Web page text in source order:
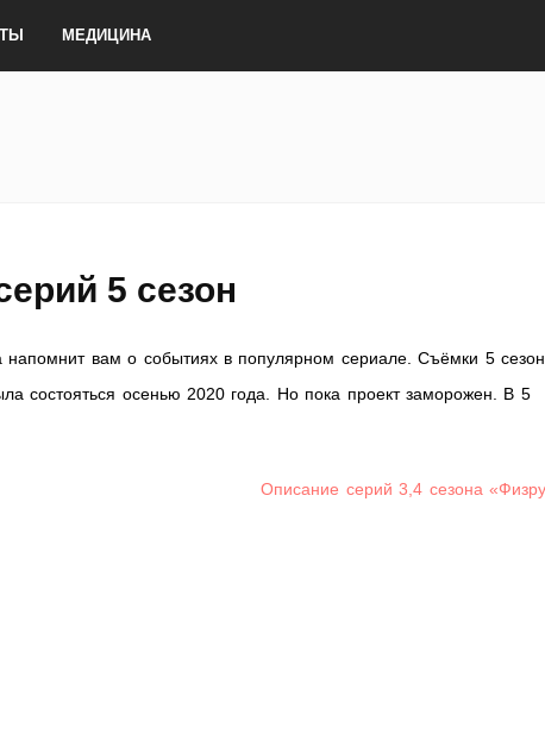
МЕДИЦИНА
5 сезон
напомнит вам о событиях в популярном сериале. Съёмки 5
состояться осенью 2020 года. Но пока проект заморожен. В 5
Описание серий 3,4 сезона